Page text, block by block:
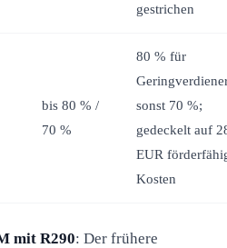
gestrichen
bis 80 % /
70 %
80 % für
sonst 70 %;
gedeckelt auf
EUR
Kosten
mit R290: Der frühere